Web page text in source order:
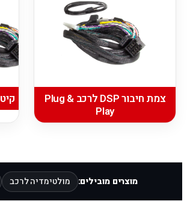
צמת חיבור DSP לרכב Plug &
Play
קיט DSP מלא לרכב Plug & Play
מוצרים מובילים: מולטימדיה לרכב